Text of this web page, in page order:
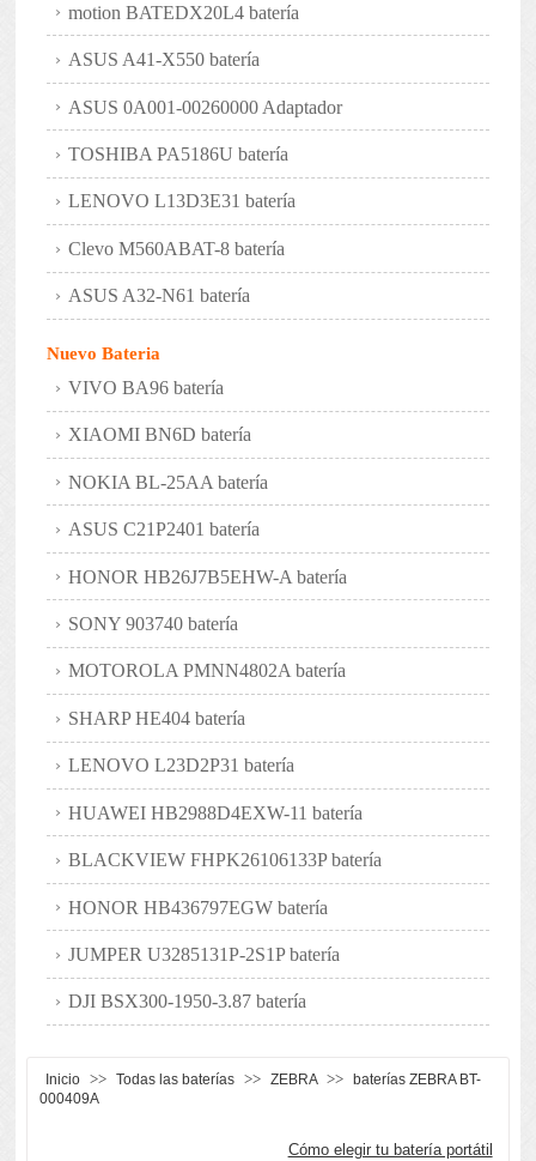
motion BATEDX20L4 batería
ASUS A41-X550 batería
ASUS 0A001-00260000 Adaptador
TOSHIBA PA5186U batería
LENOVO L13D3E31 batería
Clevo M560ABAT-8 batería
ASUS A32-N61 batería
Nuevo Bateria
VIVO BA96 batería
XIAOMI BN6D batería
NOKIA BL-25AA batería
ASUS C21P2401 batería
HONOR HB26J7B5EHW-A batería
SONY 903740 batería
MOTOROLA PMNN4802A batería
SHARP HE404 batería
LENOVO L23D2P31 batería
HUAWEI HB2988D4EXW-11 batería
BLACKVIEW FHPK26106133P batería
HONOR HB436797EGW batería
JUMPER U3285131P-2S1P batería
DJI BSX300-1950-3.87 batería
Inicio >> Todas las baterías >> ZEBRA >>
baterías ZEBRA BT-
000409A
Cómo elegir tu batería portátil